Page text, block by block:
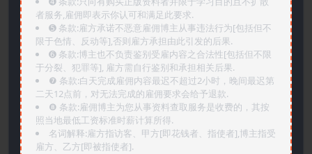
者服务,雇佣即表示你认可和满足此要求.
➎ 条款:雇方承诺不恶意雇佣博主从事违法行为[包括但不
限于色情、反动等],否则雇方承担由此引发的后果.
➏️ 条款:博主也不负责鉴别受雇内容之合法性[包括但不限
于分裂、犯罪等], 雇方需自行鉴别和承担相关后果.
❼ 条款:白天完成雇佣内容最迟不超过2小时，晚间最迟第
二天12点前，对无法完成的雇佣要求会给予退款.
❽ 条款:雇佣博主为您从事资料查取服务是收费的，其按
照当地最低工资标准时薪计算所得.
名词解释:雇方指访客、甲方[即花钱者、指使者],博主指受
雇方、乙方[即被指使者].